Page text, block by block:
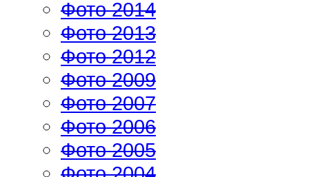
Фото 2014
Фото 2013
Фото 2012
Фото 2009
Фото 2007
Фото 2006
Фото 2005